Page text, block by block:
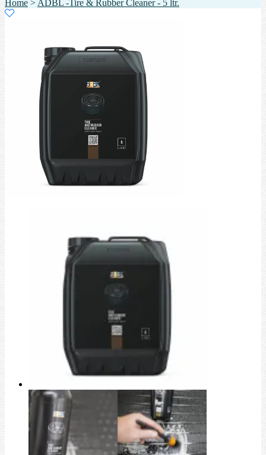
Home > ADBL -Tire & Rubber Cleaner - 5 ltr.